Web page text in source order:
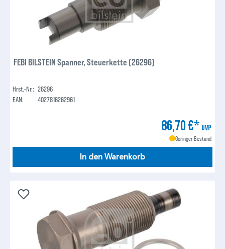
FEBI BILSTEIN Spanner, Steuerkette (26296)
Hrst.-Nr.: 26296
EAN:
4027816262961
86,70 €* UVP
Geringer Bestand
In den Warenkorb